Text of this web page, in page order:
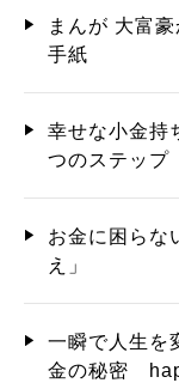
まんが 大富
手紙
幸せな小金持
つのステップ
お金に困らな
え」
一瞬で人生を
金の秘密